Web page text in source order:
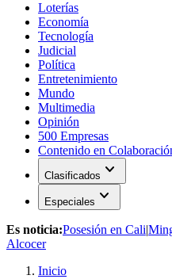
Loterías
Economía
Tecnología
Judicial
Política
Entretenimiento
Mundo
Multimedia
Opinión
500 Empresas
Contenido en
Clasificados expand_more
Especiales expand_more
Es noticia:Posesión en Cali|
Alcocer
Inicio